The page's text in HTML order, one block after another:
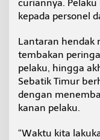
curiannya.
kepada personel
Lantaran hendak
tembakan
pelaku, hingga
Sebatik Timur
dengan
kanan pelaku.
“Waktu kita